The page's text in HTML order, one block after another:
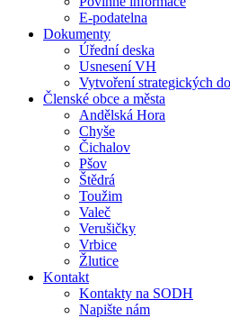
E-podatelna
Dokumenty
Úřední deska
Usnesení VH
Vytvoření strategických
Členské obce a města
Andělská Hora
Chyše
Čichalov
Pšov
Štědrá
Toužim
Valeč
Verušičky
Vrbice
Žlutice
Kontakt
Kontakty na SODH
Napište nám